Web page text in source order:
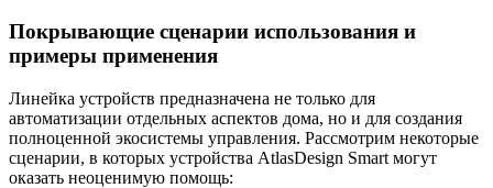
Покрывающие сценарии использования и
примеры применения
Линейка устройств предназначена не только для
автоматизации отдельных аспектов дома, но и для создания
полноценной экосистемы управления. Рассмотрим некоторые
сценарии, в которых устройства AtlasDesign Smart могут
оказать неоценимую помощь: